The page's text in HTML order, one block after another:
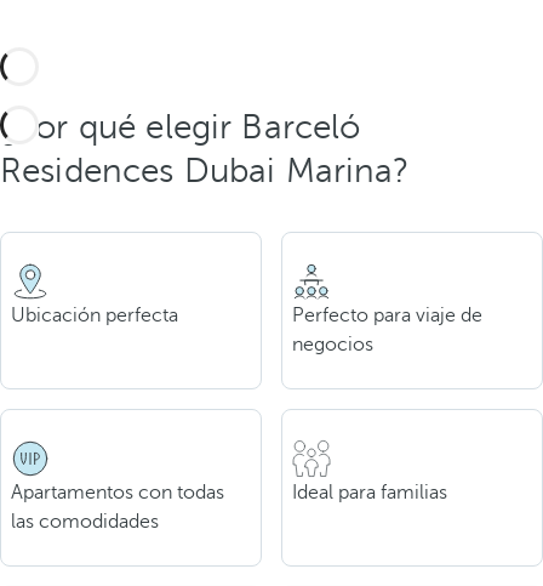
¿Por qué elegir Barceló
Residences Dubai Marina?
Ubicación perfecta
Perfecto para viaje de
negocios
Apartamentos con todas
las comodidades
Ideal para familias